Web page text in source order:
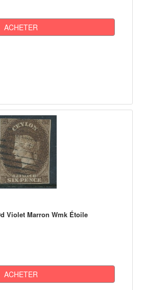
ACHETER
Violet Marron Wmk Étoile
ACHETER